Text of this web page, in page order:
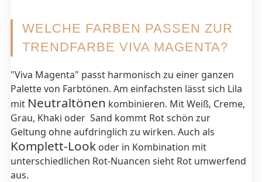
WELCHE FARBEN PASSEN ZUR
TRENDFARBE VIVA MAGENTA?
"Viva Magenta" passt harmonisch zu einer ganzen
Palette von Farbtönen. Am einfachsten lässt sich Lila
mit Neutraltönen kombinieren. Mit Weiß, Creme,
Grau, Khaki oder Sand kommt Rot schön zur
Geltung ohne aufdringlich zu wirken. Auch als
Komplett-Lookoder in Kombination mit
unterschiedlichen Rot-Nuancen sieht Rot umwerfend
aus.